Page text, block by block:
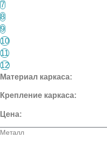
7
8
9
10
11
12
Материал каркаса:
Крепление каркаса:
Цена:
Металл